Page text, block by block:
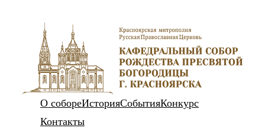
содержимому
О собореИсторияСобытияКонкурс
Контакты